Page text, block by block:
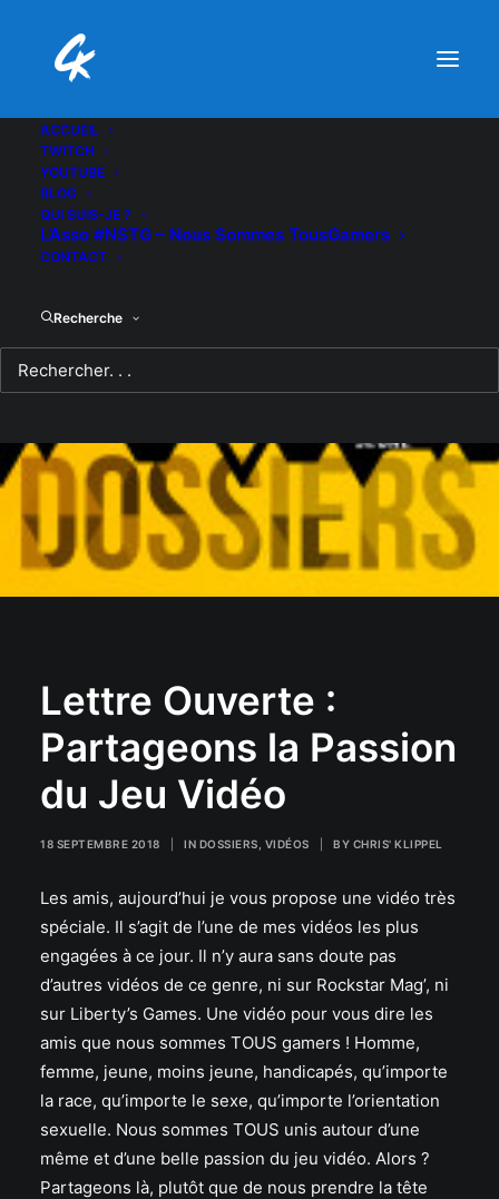
ACCUEIL
TWITCH
YOUTUBE
BLOG
QUI SUIS-JE ?
L’Asso #NSTG – Nous Sommes TousGamers
CONTACT
Recherche
Lettre Ouverte :
Partageons la Passion
du Jeu Vidéo
18 SEPTEMBRE 2018 IN DOSSIERS VIDÉOS BY CHRIS' KLIPPEL
Les amis, aujourd’hui je vous propose une vidéo très
spéciale. Il s’agit de l’une de mes vidéos les plus
engagées à ce jour. Il n’y aura sans doute pas
d’autres vidéos de ce genre, ni sur Rockstar Mag’, ni
sur Liberty’s Games. Une vidéo pour vous dire les
amis que nous sommes TOUS gamers ! Homme,
femme, jeune, moins jeune, handicapés, qu’importe
la race, qu’importe le sexe, qu’importe l’orientation
sexuelle. Nous sommes TOUS unis autour d’une
même et d’une belle passion du jeu vidéo. Alors ?
Partageons là, plutôt que de nous prendre la tête